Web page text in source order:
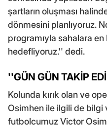
şartların oluşması
dönmesini planlıyoruz.
programıyla sahalara
hedefliyoruz.'' dedi.
''GÜN GÜN TAKİP
Kolunda kırık olan ve
Osimhen ile ilgili de bilgi
futbolcumuz Victor